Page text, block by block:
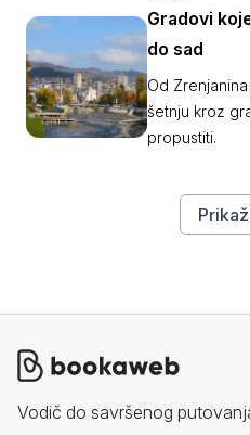
Gradovi
do sad
Od
šetnju kroz
propustiti.
Vodič do savršenog